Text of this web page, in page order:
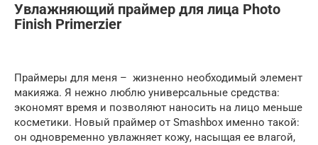
Увлажняющий праймер для лица Photo
Finish Primerzier
Праймеры для меня – жизненно необходимый элемент
макияжа. Я нежно люблю универсальные средства:
экономят время и позволяют наносить на лицо меньше
косметики. Новый праймер от Smashbox именно такой:
он одновременно увлажняет кожу, насыщая ее влагой,